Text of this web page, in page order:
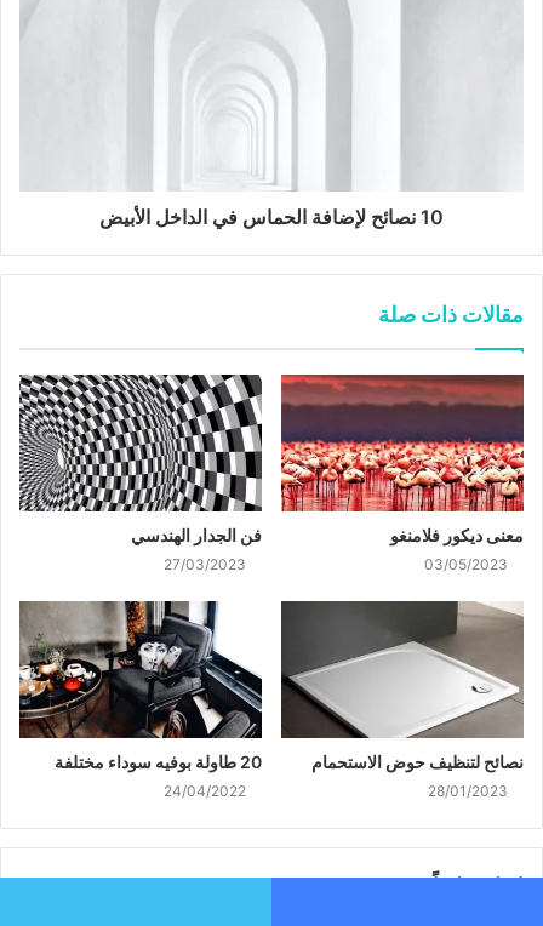
10 نصائح لإضافة الحماس في الداخل الأبيض
مقالات ذات صلة
معنى ديكور فلامنغو
03/05/2023
فن الجدار الهندسي
27/03/2023
نصائح لتنظيف حوض الاستحمام
28/01/2023
20 طاولة بوفيه سوداء مختلفة
24/04/2022
اترك تعليقاً